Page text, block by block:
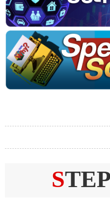
STEP